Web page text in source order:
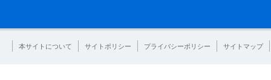
本サイトについて サイトポリシー プライバシーポリシー サイトマップ